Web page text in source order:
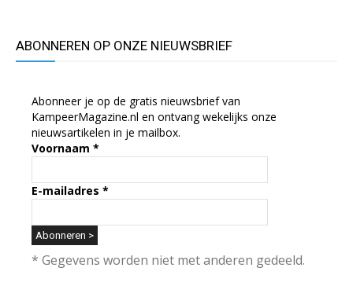
ABONNEREN OP ONZE NIEUWSBRIEF
Abonneer je op de gratis nieuwsbrief van
KampeerMagazine.nl en ontvang wekelijks onze
nieuwsartikelen in je mailbox.
Voornaam *
E-mailadres *
* Gegevens worden niet met anderen gedeeld.